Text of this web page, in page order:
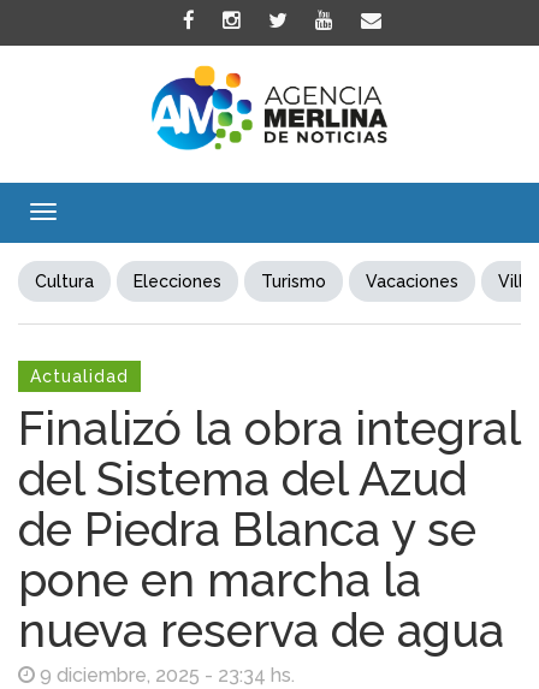
Toggle
Cultura Elecciones Turismo Vacaciones Villa
Actualidad
Finalizó la obra integral
del Sistema del Azud
de Piedra Blanca y se
pone en marcha la
nueva reserva de agua
9 diciembre, 2025 - 23:34 hs.